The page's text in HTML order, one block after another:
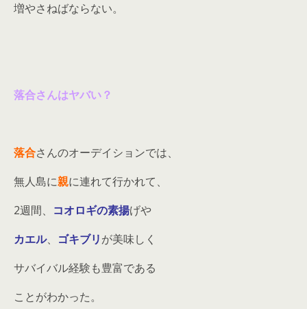
増やさねばならない。
落合さんはヤバい？
落合さんのオーデイションでは、
無人島に親に連れて行かれて、
2週間、 コオロギの素揚げや
カエル、 ゴキブリが美味しく
サバイバル経験も豊富である
ことがわかった。